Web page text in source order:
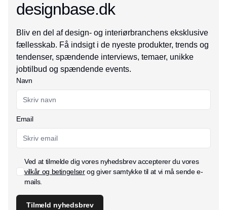
designbase.dk
Bliv en del af design- og interiørbranchens eksklusive
fællesskab. Få indsigt i de nyeste produkter, trends og
tendenser, spændende interviews, temaer, unikke
jobtilbud og spændende events.
Navn
Email
Ved at tilmelde dig vores nyhedsbrev accepterer du vores
vilkår og betingelserog giver samtykke til at vi må sende e-
mails.
Tilmeld nyhedsbrev